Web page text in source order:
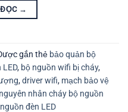
→
gắn thẻ bảo quản bộ
LED, bộ nguồn wifi bị cháy,
,driver wifi, mạch bảo vệ
nguyên nhân cháy bộ nguồn
đèn LED